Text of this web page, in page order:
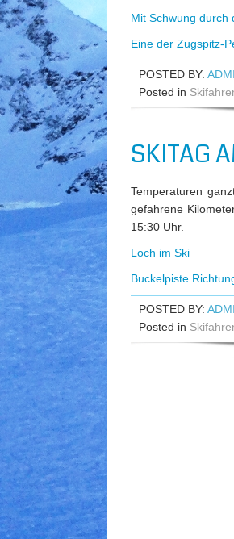
Mit Schwung durch
Eine der Zugspitz-
POSTED BY:
Posted in
SKITAG
Temperaturen
gefahrene
15:30 Uhr.
Loch im Ski
Buckelpiste
POSTED BY:
Posted in